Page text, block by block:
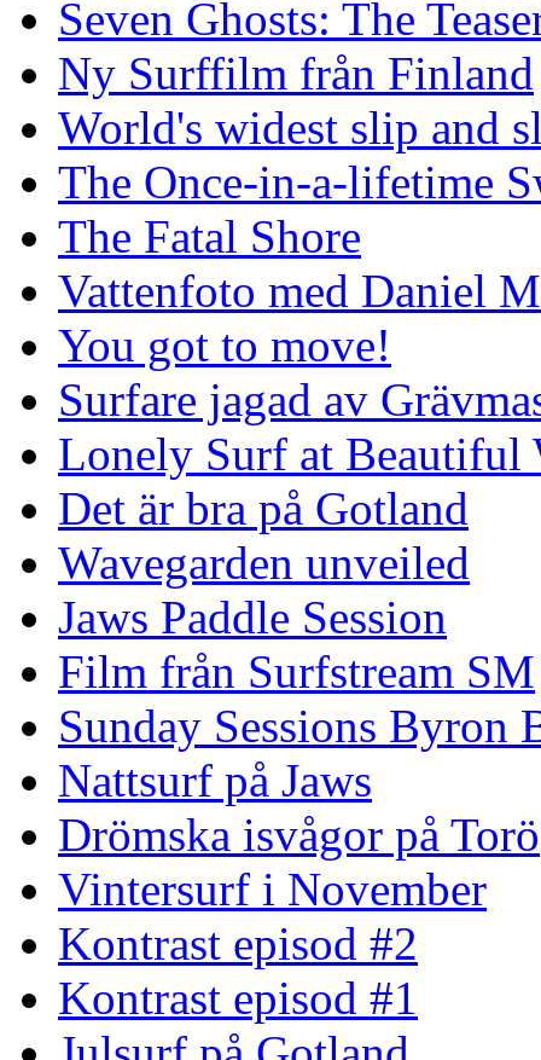
Seven Ghosts: The
Ny Surffilm från Finland
World's widest slip and
The Once-in-a-lifetime
The Fatal Shore
Vattenfoto med Daniel
You got to move!
Surfare jagad av
Lonely Surf at Beautiful
Det är bra på Gotland
Wavegarden unveiled
Jaws Paddle Session
Film från Surfstream SM
Sunday Sessions Byron
Nattsurf på Jaws
Drömska isvågor på Torö
Vintersurf i November
Kontrast episod #2
Kontrast episod #1